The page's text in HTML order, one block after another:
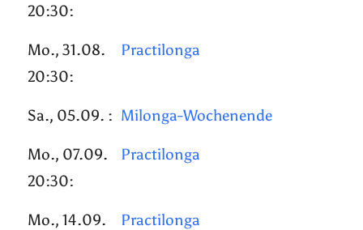
20:30:
Mo., 31.08.
20:30:
Practilonga
Sa., 05.09. : Milonga-Wochenende
Mo., 07.09.
20:30:
Practilonga
Mo., 14.09.
Practilonga